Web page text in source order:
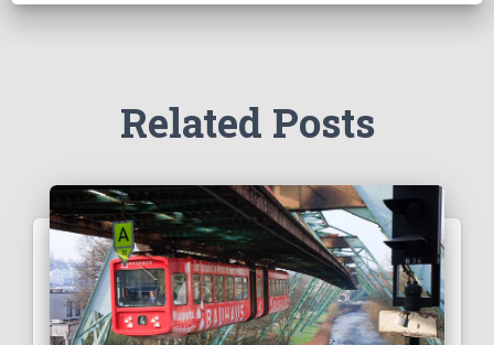
Related Posts